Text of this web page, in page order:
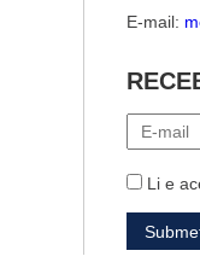
E-mail:
Li e